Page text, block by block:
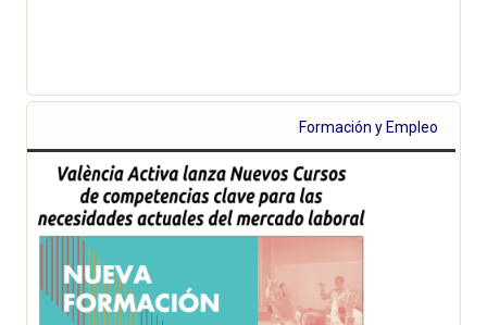
Formación y Empleo